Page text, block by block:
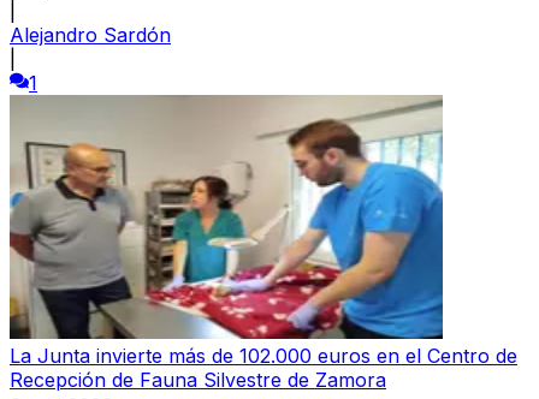
Alejandro Sardón
1
La Junta invierte más de 102.000 euros en el Centro de
Recepción de Fauna Silvestre de Zamora